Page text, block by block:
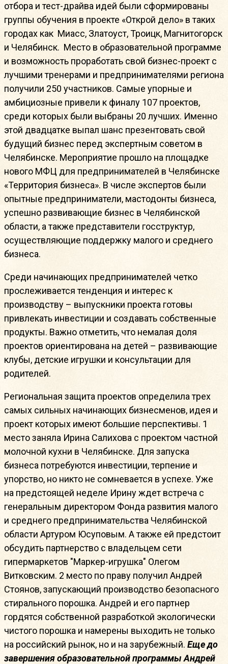
отбора и тест-драйва идей были сформированы
группы обучения в проекте «Открой дело» в таких
городах как Миасс, Златоуст, Троицк, Магнитогорск
и Челябинск. Место в образовательной программе
и возможность проработать свой бизнес-проект с
лучшими тренерами и предпринимателями региона
получили 250 участников. Самые упорные и
амбициозные привели к финалу 107 проектов,
среди которых были выбраны 20 лучших. Именно
этой двадцатке выпал шанс презентовать свой
будущий бизнес перед экспертным советом в
Челябинске. Мероприятие прошло на площадке
нового МФЦ для предпринимателей в Челябинске
«Территория бизнеса». В числе экспертов были
опытные предприниматели, мастодонты бизнеса,
успешно развивающие бизнес в Челябинской
области, а также представители госструктур,
осуществляющие поддержку малого и среднего
бизнеса.
Среди начинающих предпринимателей четко
прослеживается тенденция и интерес к
производству – выпускники проекта готовы
привлекать инвестиции и создавать собственные
продукты. Важно отметить, что немалая доля
проектов ориентирована на детей – развивающие
клубы, детские игрушки и консультации для
родителей.
Региональная защита проектов определила трех
самых сильных начинающих бизнесменов, идея и
проект которых имеют большие перспективы. 1
место заняла Ирина Салихова с проектом частной
молочной кухни в Челябинске. Для запуска
бизнеса потребуются инвестиции, терпение и
упорство, но никто не сомневается в успехе. Уже
на предстоящей неделе Ирину ждет встреча с
генеральным директором Фонда развития малого
и среднего предпринимательства Челябинской
области Артуром Юсуповым. А также ей предстоит
обсудить партнерство с владельцем сети
гипермаркетов "Маркер-игрушка" Олегом
Витковским. 2 место по праву получил Андрей
Стоянов, запускающий производство безопасного
стирального порошка. Андрей и его партнер
гордятся собственной разработкой экологически
чистого порошка и намерены выходить не только
на российский рынок, но и на зарубежный. Еще до
завершения образовательной программы Андрей